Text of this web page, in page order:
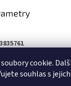
cookie.
souhlas s